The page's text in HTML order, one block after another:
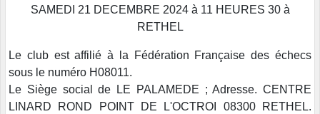
SAMEDI 21 DECEMBRE 2024 à 11 HEURES 30 à
RETHEL
Le club est affilié à la Fédération Française des échecs
sous le numéro H08011.
Le Siège social de LE PALAMEDE ; Adresse. CENTRE
LINARD ROND POINT DE L'OCTROI 08300 RETHEL.